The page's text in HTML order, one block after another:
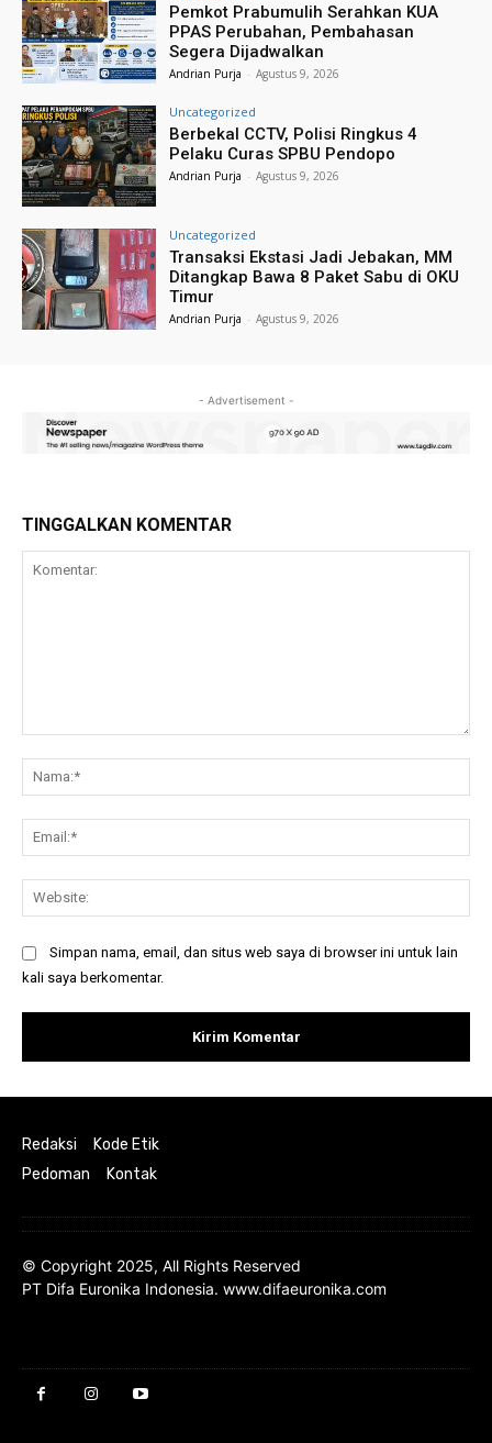
Pemkot Prabumulih Serahkan KUA
PPAS Perubahan, Pembahasan
Segera Dijadwalkan
Andrian Purja - Agustus 9, 2026
Uncategorized
Berbekal CCTV, Polisi Ringkus 4
Pelaku Curas SPBU Pendopo
Andrian Purja - Agustus 9, 2026
Uncategorized
Transaksi Ekstasi Jadi Jebakan, MM
Ditangkap Bawa 8 Paket Sabu di OKU
Timur
Andrian Purja - Agustus 9, 2026
- Advertisement -
TINGGALKAN KOMENTAR
Simpan nama, email, dan situs web saya di browser ini untuk lain
kali saya berkomentar.
Redaksi
Kode Etik
Pedoman
Kontak
© Copyright 2025, All Rights Reserved
PT Difa Euronika Indonesia. www.difaeuronika.com